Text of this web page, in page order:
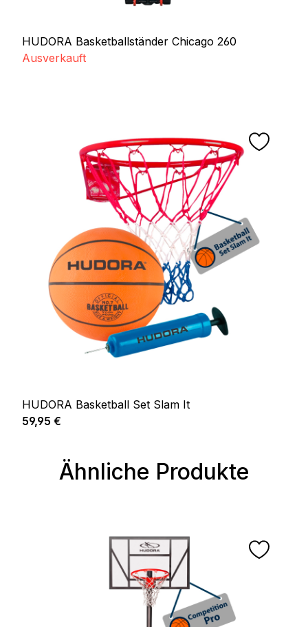
HUDORA Basketballständer Chicago 260
Ausverkauft
HUDORA Basketball Set Slam It
Regulärer Preis:
59,95 €
Produktgalerie überspringen
Ähnliche Produkte